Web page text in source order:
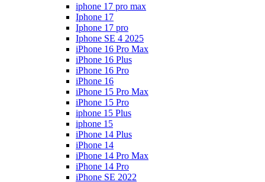
iphone 17 pro max
Iphone 17
Iphone 17 pro
Iphone SE 4 2025
iPhone 16 Pro Max
iPhone 16 Plus
iPhone 16 Pro
iPhone 16
iPhone 15 Pro Max
iPhone 15 Pro
iphone 15 Plus
iphone 15
iPhone 14 Plus
iPhone 14
iPhone 14 Pro Max
iPhone 14 Pro
iPhone SE 2022